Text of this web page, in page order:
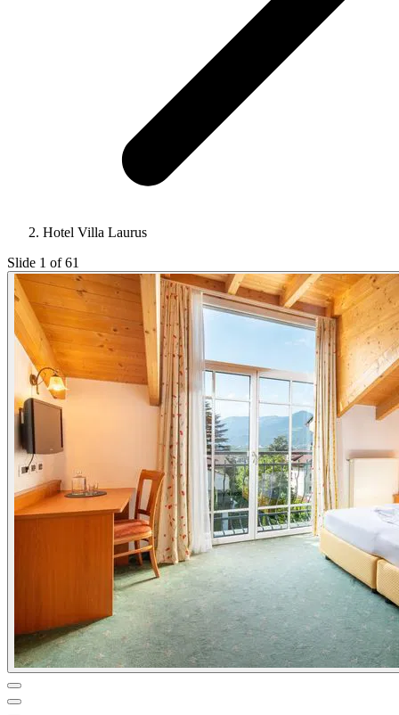
Hotel Villa Laurus
Slide 1 of 61